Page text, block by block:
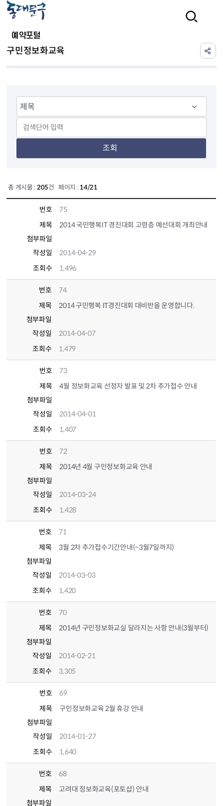
예약포털
구민정보화교육
조회
총 게시물 : 205건 페이지 : 14/21
번호
75
제목
2014 국민행복IT 경진대회 고령층 예선대회 개최안내
첨부파일
작성일
2014-04-29
조회수
1,496
번호
74
제목
2014 구민행복 IT경진대회 대비반을 운영합니다.
첨부파일
작성일
2014-04-07
조회수
1,479
번호
73
제목
4월 정보화교육 선정자 발표 및 2차 추가접수 안내
첨부파일
작성일
2014-04-01
조회수
1,407
번호
72
제목
2014년 4월 구민정보화교육 안내
첨부파일
작성일
2014-03-24
조회수
1,428
번호
71
제목
3월 2차 추가접수기간안내(~3월7일까지)
첨부파일
작성일
2014-03-03
조회수
1,420
번호
70
제목
2014년 구민정보화교실 달라지는 사항 안내(3월부터)
첨부파일
작성일
2014-02-21
조회수
3,305
번호
69
제목
구민정보화교육 2월 휴강 안내
첨부파일
작성일
2014-01-27
조회수
1,640
번호
68
제목
고려대 정보화교육(포토샵) 안내
첨부파일